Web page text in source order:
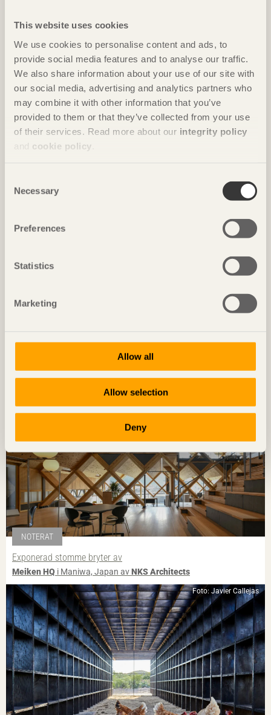
This website uses cookies
We use cookies to personalise content and ads, to
provide social media features and to analyse our traffic.
We also share information about your use of our site with
our social media, advertising and analytics partners who
may combine it with other information that you’ve
provided to them or that they’ve collected from your use
of their services. Read more about our integrity policy
and cookie policy
Selection
Necessary
Preferences
Statistics
Marketing
Allow all
Allow selection
Deny
REPORTAGE
Landmärke med karaktär
Kunskapshuseti Gällivare avLiljewall arkitekter / MAF
Arkitektkontor
133 lägenheter med gedigen koppling till hållbarhet
Axeloth arkitekter
Foto: Senichiro Nogami
NOTERAT
Exponerad stomme bryter av
Meiken HQ i Maniwa, Japan avNKS Architects
Foto: Javier Callejas